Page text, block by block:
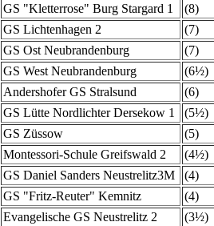
GS "Kletterrose" Burg Stargard 1 (8)
GS Lichtenhagen 2 (7)
GS Ost Neubrandenburg (7)
GS West Neubrandenburg (6½)
Andershofer GS Stralsund (6)
GS Lütte Nordlichter Dersekow 1 (5½)
GS Züssow (5)
Montessori-Schule Greifswald 2 (4½)
GS Daniel Sanders Neustrelitz3M (4)
GS "Fritz-Reuter" Kemnitz (4)
Evangelische GS Neustrelitz 2 (3½)